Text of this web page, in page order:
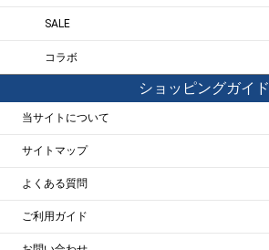
SALE
コラボ
ショッピングガイド
当サイトについて
サイトマップ
よくある質問
ご利用ガイド